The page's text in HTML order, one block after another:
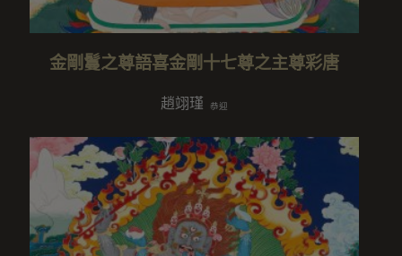
金剛鬘之尊語喜金剛十七尊之主尊彩唐
趙翊瑾 恭迎